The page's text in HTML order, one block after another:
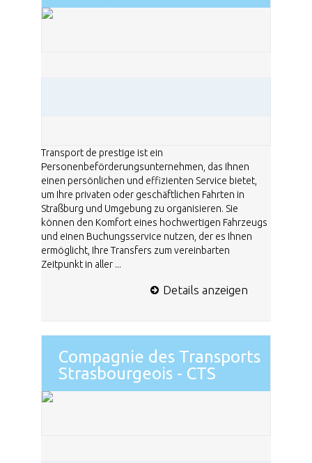
Transport de prestige ist ein
Personenbeförderungsunternehmen, das Ihnen
einen persönlichen und effizienten Service bietet,
um Ihre privaten oder geschäftlichen Fahrten in
Straßburg und Umgebung zu organisieren. Sie
können den Komfort eines hochwertigen Fahrzeugs
und einen Buchungsservice nutzen, der es Ihnen
ermöglicht, Ihre Transfers zum vereinbarten
Zeitpunkt in aller ...
Details anzeigen
Compagnie des Transports
Strasbourgeois - CTS